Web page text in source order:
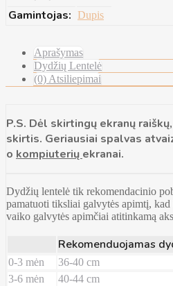
Gamintojas: Dupis
Aprašymas
Dydžių Lentelė
(0) Atsiliepimai
P.S. Dėl skirtingų ekranų
skirtis. Geriausiai spalvas
o kompiuterių ekranai.
Dydžių lentelė tik rekomendacinio
pamatuoti tiksliai galvytės apimtį,
vaiko galvytės apimčiai atitinkamą
Rekomenduojamas
0-3 mėn
36-40 cm
3-6 mėn
40-44 cm